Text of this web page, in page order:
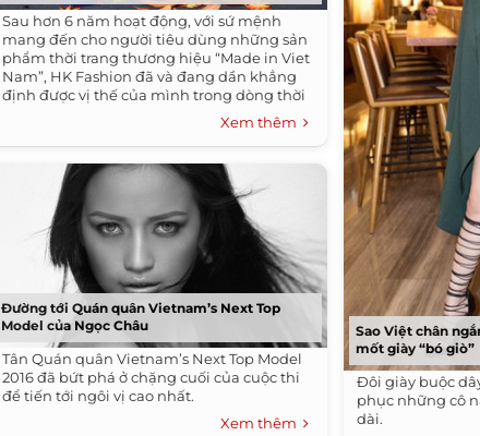
Sau hơn 6 năm hoạt động, với sứ mệnh
mang đến cho người tiêu dùng những sản
phẩm thời trang thương hiệu “Made in Viet
Nam”, HK Fashion đã và đang dần khẳng
định được vị thế của mình trong dòng thời
Xem thêm
Đường tới Quán quân Vietnam’s Next Top
Model của Ngọc Châu
Tân Quán quân Vietnam’s Next Top Model
2016 đã bứt phá ở chặng cuối của cuộc thi
để tiến tới ngôi vị cao nhất.
Xem thêm
Sao Việt chân
mốt giày “bó giò”
Đôi giày buộc
phục những cô
dài.